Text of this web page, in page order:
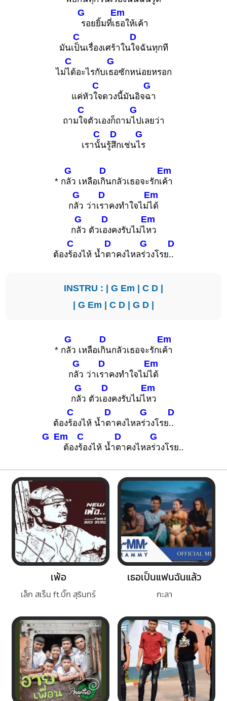
G
รอยยิ้มที่เ
Em
ธอให้เค้า
มันเ
C
ป็นเรื่องเศร้าใน
D
ใจฉันทุกที
ไม่
C
ได้อะไรกับเ
G
ธอซักหน่อยหรอก
แค่หัว
C
ใจดวงนี้มันอิจ
G
ฉา
ถาม
C
ใจตัวเองก็ถาม
G
ไปเลยว่า
เรา
C
นั้นรู้
D
สึกเช่น
G
ไร
* ก
G
ลัว เหลือเ
D
กินกลัวเธอจะรักเ
Em
ค้า
ก
G
ลัว ว่าเ
D
ราคงทำใจไม่
Em
ได้
ก
G
ลัว ตัวเ
D
องคงรับไม่ไ
Em
หว
ต้อง
C
ร้องไห้ น้ำ
D
ตาคงไหล
G
ร่วงโรย
D
..
INSTRU : | G Em | C D |
| G Em | C D | G D |
* ก
G
ลัว เหลือเ
D
กินกลัวเธอจะรักเ
Em
ค้า
ก
G
ลัว ว่าเ
D
ราคงทำใจไม่
Em
ได้
ก
G
ลัว ตัวเ
D
องคงรับไม่ไ
Em
หว
ต้อง
C
ร้องไห้ น้ำ
D
ตาคงไหล
G
ร่วงโรย
D
..
G Em
ต้อง
C
ร้องไห้ น้ำ
D
ตาคงไหล
G
ร่วงโรย..
เพ้อ
เล็ก สเร็น ft.บิ๊ก สุรินทร์
เธอเป็นแฟนฉันแล้ว
กะลา